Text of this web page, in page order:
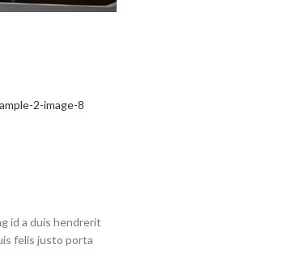
id a duis hendrerit
felis justo porta